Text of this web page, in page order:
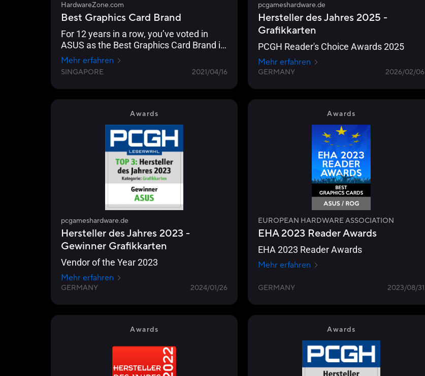
HardwareZone.com
Best Graphics Card Brand
For 12 years in a row, you’ve voted in
ASUS as the Best Graphics Card Brand in
our Readers’ Choice category.
Mehr erfahren
SINGAPORE 2021/04/16
pcgameshardware.de
Hersteller des Jahres 2025 -
Grafikkarten
PCGH Reader's Choice Awards 2025
Mehr erfahren
GERMANY 2026/02/06
Awards
pcgameshardware.de
Hersteller des Jahres 2023 -
Gewinner Grafikkarten
Vendor of the Year 2023
Mehr erfahren
GERMANY 2024/01/26
Awards
EUROPEAN HARDWARE ASSOCIATION
EHA 2023 Reader Awards
EHA 2023 Reader Awards
Mehr erfahren
GERMANY 2023/08/31
Awards Awards